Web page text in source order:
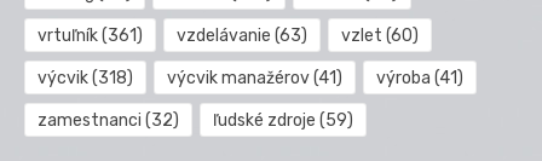
vrtuľník(361) vzdelávanie (63) vzlet (60)
výcvik(318) výcvik manažérov(41) výroba (41)
zamestnanci (32) ľudské zdroje (59)